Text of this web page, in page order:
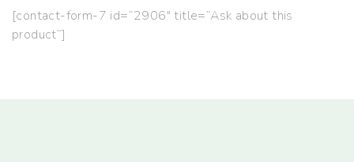
[contact-form-7 id=”2906″ title=”Ask about this
product”]